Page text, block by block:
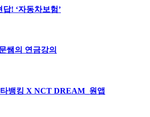
! ‘자동차보험’
쌤의 연금강의
뱅킹 X NCT DREAM_원앱